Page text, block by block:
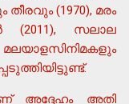
(1970), മരം
(2011), സലാല
അദ്ദേഹം അതി